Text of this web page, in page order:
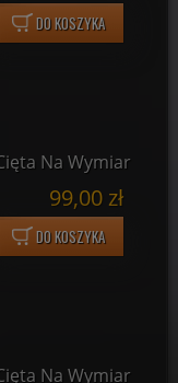
DO KOSZYKA
Na Wymiar
99,00 zł
DO KOSZYKA
Na Wymiar